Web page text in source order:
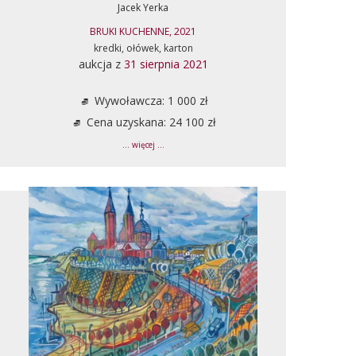
Jacek Yerka
BRUKI KUCHENNE, 2021
kredki, ołówek, karton
aukcja z 31 sierpnia 2021
Wywoławcza: 1 000 zł
Cena uzyskana: 24 100 zł
... więcej ...